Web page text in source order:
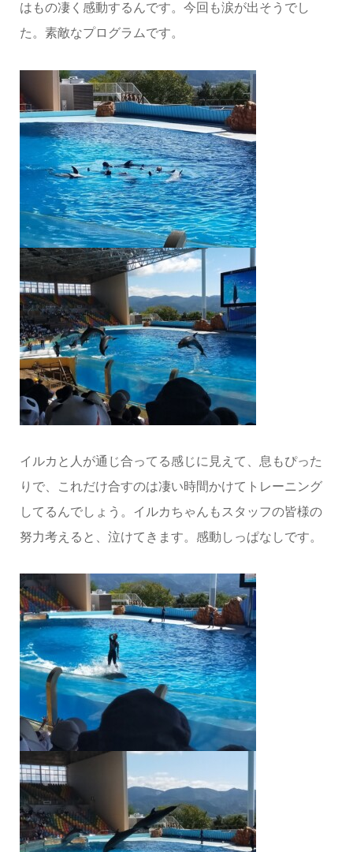
はもの凄く感動するんです。今回も涙が出そうでし
た。素敵なプログラムです。
イルカと人が通じ合ってる感じに見えて、息もぴった
りで、これだけ合すのは凄い時間かけてトレーニング
してるんでしょう。イルカちゃんもスタッフの皆様の
努力考えると、泣けてきます。感動しっぱなしです。